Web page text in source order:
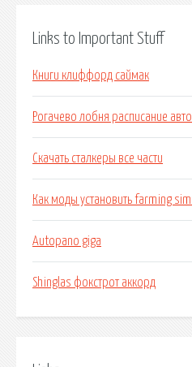
Links to Important Stuff
Книги клиффорд саймак
Рогачево лобня расписание
Скачать сталкеры все части
Как моды установить farming
Autopano giga
Shinglas фокстрот аккорд